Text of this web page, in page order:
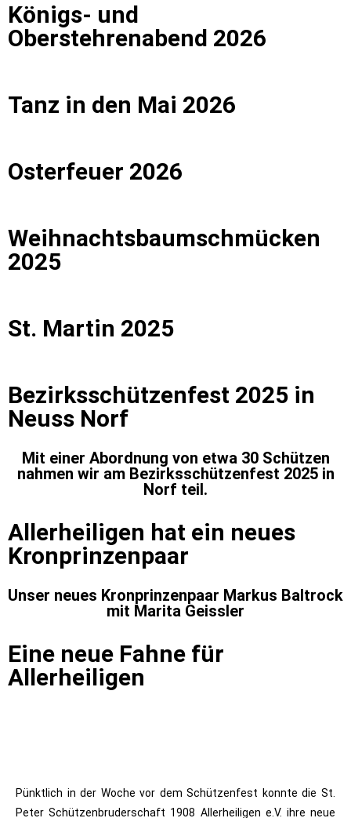
Königs- und
Oberstehrenabend 2026
Tanz in den Mai 2026
Osterfeuer 2026
Weihnachtsbaumschmücken
2025
St. Martin 2025
Bezirksschützenfest 2025 in
Neuss Norf
Mit einer Abordnung von etwa 30 Schützen
nahmen wir am Bezirksschützenfest 2025 in
Norf teil.
Allerheiligen hat ein neues
Kronprinzenpaar
Unser neues Kronprinzenpaar Markus Baltrock
mit Marita Geissler
Eine neue Fahne für
Allerheiligen
Pünktlich in der Woche vor dem Schützenfest konnte die St.
Peter Schützenbruderschaft 1908 Allerheiligen e.V. ihre neue